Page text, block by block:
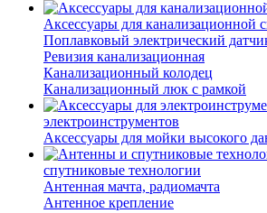
Аксессуары для канализационной
Поплавковый электрический
Ревизия канализационная
Канализационный колодец
Канализационный люк с рамкой
электроинструментов
Аксессуары для мойки высокого
спутниковые технологии
Антенная мачта, радиомачта
Антенное крепление